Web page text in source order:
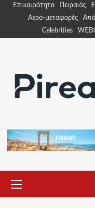
Επικαιρότητα Πειραιάς
Αερο-μεταφορές
Celebrities
Menu